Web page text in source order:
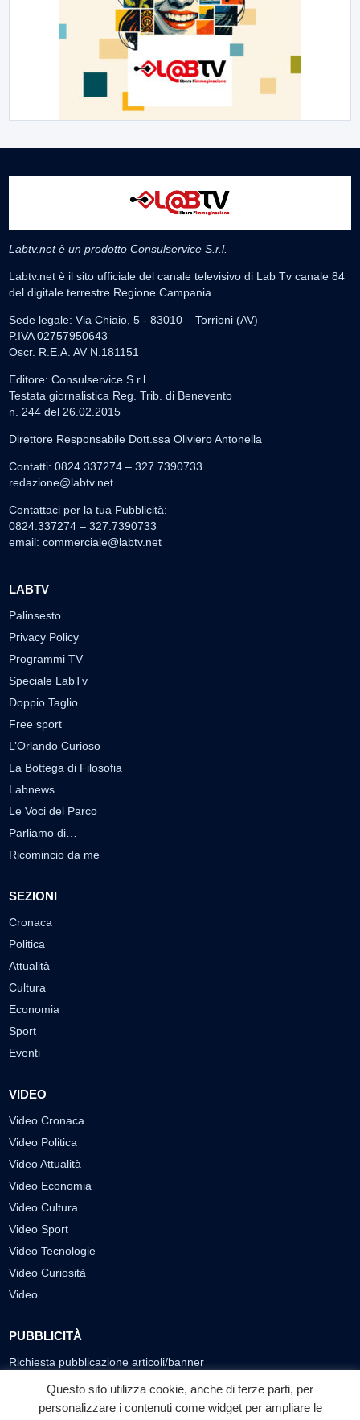
Labtv.net è un prodotto Consulservice S.r.l.
Labtv.net è il sito ufficiale del canale televisivo di Lab Tv canale 84
del digitale terrestre Regione Campania
Sede legale: Via Chiaio, 5 - 83010 – Torrioni (AV)
P.IVA 02757950643
Oscr. R.E.A. AV N.181151
Editore: Consulservice S.r.l.
Testata giornalistica Reg. Trib. di Benevento
n. 244 del 26.02.2015
Direttore Responsabile Dott.ssa Oliviero Antonella
Contatti: 0824.337274 – 327.7390733
redazione@labtv.net
Contattaci per la tua Pubblicità:
0824.337274 – 327.7390733
email: commerciale@labtv.net
LABTV
Palinsesto
Privacy Policy
Programmi TV
Speciale LabTv
Doppio Taglio
Free sport
L’Orlando Curioso
La Bottega di Filosofia
Labnews
Le Voci del Parco
Parliamo di…
Ricomincio da me
SEZIONI
Cronaca
Politica
Attualità
Cultura
Economia
Sport
Eventi
VIDEO
Video Cronaca
Video Politica
Video Attualità
Video Economia
Video Cultura
Video Sport
Video Tecnologie
Video Curiosità
Video
PUBBLICITÀ
Richiesta pubblicazione articoli/banner
SEGUICI SUI SOCIAL
Questo sito utilizza cookie, anche di terze parti, per
personalizzare i contenuti come widget per ampliare le